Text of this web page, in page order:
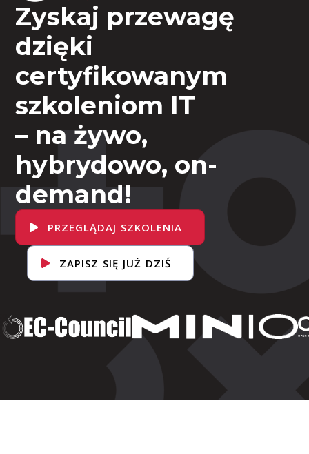
Zyskaj przewagę
dzięki
certyfikowanym
szkoleniom IT
– na żywo,
hybrydowo, on-
demand!
PRZEGLĄDAJ SZKOLENIA
ZAPISZ SIĘ JUŻ DZIŚ